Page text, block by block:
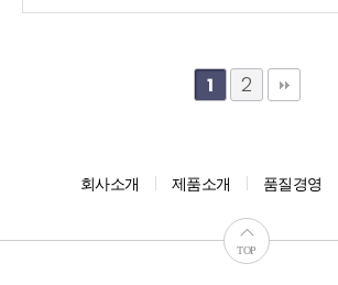
1 2
회사소개 제품소개 품질경영
TOP